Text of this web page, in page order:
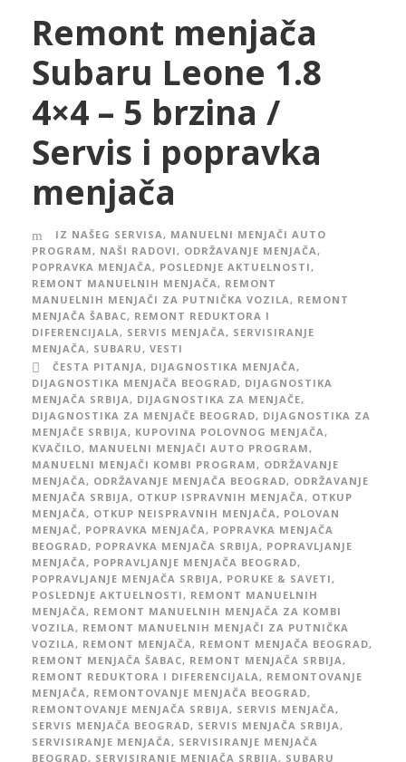
Remont menjača
Subaru Leone 1.8
4×4 – 5 brzina /
Servis i popravka
menjača
IZ NAŠEG SERVISA, MANUELNI MENJAČI AUTO
PROGRAM, NAŠI RADOVI, ODRŽAVANJE MENJAČA,
POPRAVKA MENJAČA, POSLEDNJE AKTUELNOSTI,
REMONT MANUELNIH MENJAČA, REMONT
MANUELNIH MENJAČI ZA PUTNIČKA VOZILA, REMONT
MENJAČA ŠABAC, REMONT REDUKTORA I
DIFERENCIJALA, SERVIS MENJAČA, SERVISIRANJE
MENJAČA, SUBARU, VESTI
ČESTA PITANJA, DIJAGNOSTIKA MENJAČA,
DIJAGNOSTIKA MENJAČA BEOGRAD, DIJAGNOSTIKA
MENJAČA SRBIJA, DIJAGNOSTIKA ZA MENJAČE,
DIJAGNOSTIKA ZA MENJAČE BEOGRAD, DIJAGNOSTIKA ZA
MENJAČE SRBIJA, KUPOVINA POLOVNOG MENJAČA,
KVAČILO, MANUELNI MENJAČI AUTO PROGRAM,
MANUELNI MENJAČI KOMBI PROGRAM, ODRŽAVANJE
MENJAČA, ODRŽAVANJE MENJAČA BEOGRAD, ODRŽAVANJE
MENJAČA SRBIJA, OTKUP ISPRAVNIH MENJAČA, OTKUP
MENJAČA, OTKUP NEISPRAVNIH MENJAČA, POLOVAN
MENJAČ, POPRAVKA MENJAČA, POPRAVKA MENJAČA
BEOGRAD, POPRAVKA MENJAČA SRBIJA, POPRAVLJANJE
MENJAČA, POPRAVLJANJE MENJAČA BEOGRAD,
POPRAVLJANJE MENJAČA SRBIJA, PORUKE & SAVETI,
POSLEDNJE AKTUELNOSTI, REMONT MANUELNIH
MENJAČA, REMONT MANUELNIH MENJAČA ZA KOMBI
VOZILA, REMONT MANUELNIH MENJAČI ZA PUTNIČKA
VOZILA, REMONT MENJAČA, REMONT MENJAČA BEOGRAD,
REMONT MENJAČA ŠABAC, REMONT MENJAČA SRBIJA,
REMONT REDUKTORA I DIFERENCIJALA, REMONTOVANJE
MENJAČA, REMONTOVANJE MENJAČA BEOGRAD,
REMONTOVANJE MENJAČA SRBIJA, SERVIS MENJAČA,
SERVIS MENJAČA BEOGRAD, SERVIS MENJAČA SRBIJA,
SERVISIRANJE MENJAČA, SERVISIRANJE MENJAČA
BEOGRAD, SERVISIRANJE MENJAČA SRBIJA, SUBARU